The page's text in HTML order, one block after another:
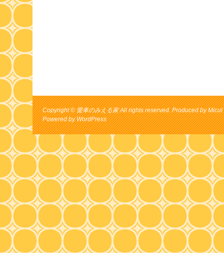
Copyright © 愛車のみえる家 All rights reserved. Produced by Micul
Powered byWordPress